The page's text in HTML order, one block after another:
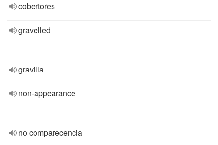
cobertores
gravelled
gravilla
non-appearance
no comparecencia